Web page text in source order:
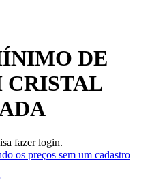
DE
CRISTAL
fazer login.
os preços sem um cadastro